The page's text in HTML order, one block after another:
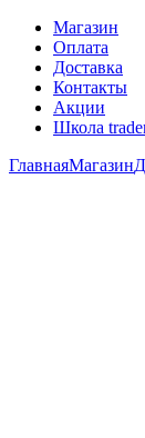
Магазин
Оплата
Доставка
Контакты
Акции
Школа
ГлавнаяМагазин